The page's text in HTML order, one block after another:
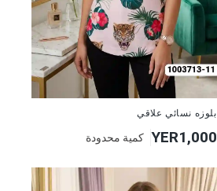
بلوزه نسائي علاقي
YER1,000 كمية محدودة